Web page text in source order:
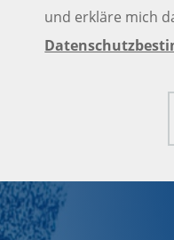
und erkläre mich